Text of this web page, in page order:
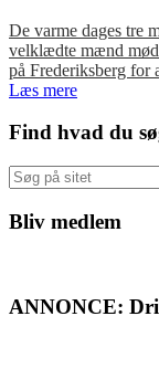
De varme dages tre
velklædte mænd
på Frederiksberg for
Læs mere
Primær
Sidebar
Find hvad du
Søg
på
sitet
Bliv medlem
ANNONCE: